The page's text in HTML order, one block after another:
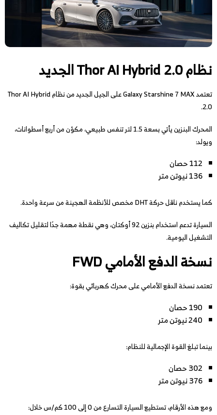
نظام Thor AI Hybrid 2.0 الجديد
تعتمد Galaxy Starshine 7 MAX على الجيل الجديد من نظام Thor AI Hybrid
2.0.
المحرك البنزين يأتي بسعة 1.5 لتر تنفس طبيعي، مكوّن من أربع أسطوانات،
ويولد:
112 حصان
136 نيوتن متر
كما يستخدم ناقل حركة DHT مخصص للأنظمة الهجينة من سرعة واحدة.
السيارة تدعم استخدام بنزين 92 أوكتان، وهي نقطة مهمة جدًا لتقليل تكاليف
التشغيل اليومية.
نسخة الدفع الأمامي FWD
تعتمد نسخة الدفع الأمامي على محرك كهربائي بقوة:
190 حصان
240 نيوتن متر
بينما تبلغ القوة الإجمالية للنظام:
302 حصان
376 نيوتن متر
ومع هذه الأرقام، تستطيع السيارة التسارع من 0 إلى 100 كم/س خلال: